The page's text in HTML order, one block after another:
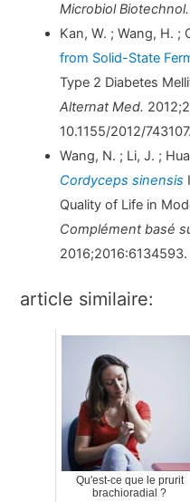
Microbiol Biotechnol.
Kan, W. ; Wang, H. ;
from Solid-State
Type 2 Diabetes
Alternat Med.
10.1155/2012/743107.
Wang, N. ; Li, J. ;
Cordyceps sinensis
Quality of Life in
Complément basé
article similaire:
Qu'est-ce que le prurit
brachioradial ?